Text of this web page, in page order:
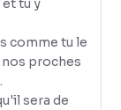
tu y
comme tu le
proches
sera de